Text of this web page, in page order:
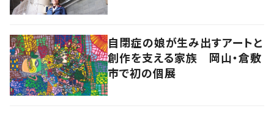
自閉症の娘が生み出すアートと
創作を支える家族 岡山・倉敷
市で初の個展